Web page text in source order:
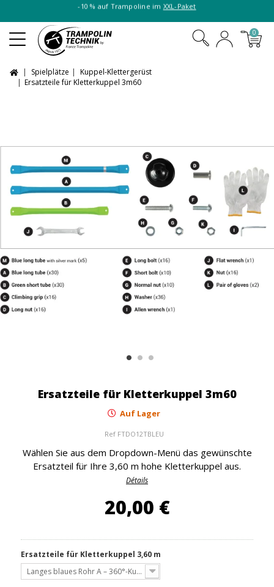
-10 % auf Trampoline imXXL-Paket
0
Spielplätze
Kuppel-Klettergerüst
Ersatzteile für Kletterkuppel 3m60
Ersatzteile für Kletterkuppel 3m60
Auf Lager
Ref FTDO12TBLEU
Wählen Sie aus dem Dropdown-Menü das gewünschte
Ersatzteil für Ihre 3,60 m hohe Kletterkuppel aus.
Détails
20,00 €20,00 €
Ersatzteile für Kletterkuppel 3,60 m
Langes blaues Rohr A – 360°-Kuppel